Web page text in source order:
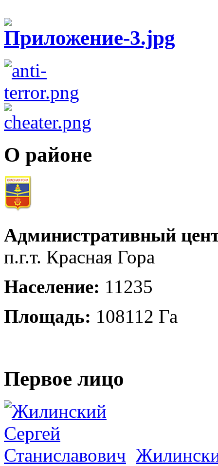
О районе
Административный
п.г.т. Красная Гора
Население: 11235
Площадь: 108112 Га
Первое лицо